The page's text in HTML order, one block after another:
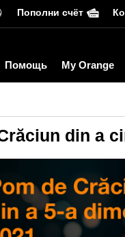
Пополни счёт
Помощь My Orange
din a